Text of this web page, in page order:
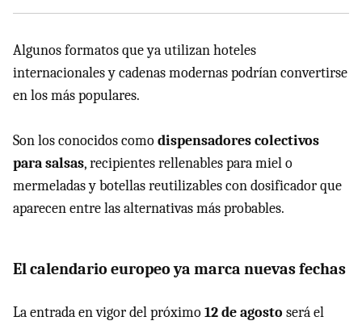
Algunos formatos que ya utilizan hoteles
internacionales y cadenas modernas podrían convertirse
en los más populares.
Son los conocidos comodispensadores colectivos
para salsas, recipientes rellenables para miel o
mermeladas y botellas reutilizables con dosificador que
aparecen entre las alternativas más probables.
El calendario europeo ya marca nuevas fechas
La entrada en vigor del próximo12 de agosto será el